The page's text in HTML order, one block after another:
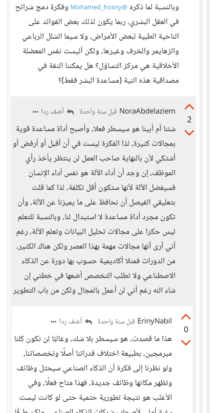
وبالنسبة لما ذكره @Mohamed_hosny
وفكرة دمج شرائح
في العقل البشري، ربما يكون لذلك بعض الفوائد على
الناحية الطبية لبعض الأمراض، ولا سيما الشلل الرباعي
والزهايمر والخرف وغيرها، ولكن أليست نفس المعضلة
الأخلاقية هي مركز التساؤل؟ هل يمكننا الثقة في
مصداقية هذه النية (مساعدة البشر فقط)؟
2
NoraAbdelaziem قبل سنة واحدة أضف ردا
شئنا أم أبينا هو سيسطر فعلا، وأصبح أداة مساعدة قوية
بمجالات كثيرة، لذا الفكرة ليست في أن أقبل أو أرفض أو
أشتكي لأن بالنهاية صاحب العمل لن ينتظر يأخذ رأي
الموظف، إن وجد أن أداء الآلة هو نفس أداء الإنسان
فسيفضل الآلة لأنها ستكون أقل تكلفة، لذا كما قلت
بتعليقي الفيصل أن نحافظ على ما يميزنا عن الآلة، وأن
تكون مجرد أداة مساعدة لا استبدال لنا، وبالنسبة للتعلم
ليس حكرا على مجالات تحليل البيانات وتعلم الآلة، رغم
أني أرى أنها مجالات مهمة بهذا العصر ولكن هناك الكثير،
من الدورات فمثلا أكاديمية حسوب بها دورة عن الذكاء
الاصطناعي ولا تطلب التخصص أضعها في خطتي إن
شاء الله رغم أني لن أعمل بالمجال ولكن من باب التطوير
0
ErinyNabil قبل سنة واحدة أضف ردا
هذا ما قصدت، هو سيسطر بلا شك، وغالبًا لن نكون كلنا
مبرمجين، بطبيعة اختلاف قدراتنا أصلًا وتخصصاتنا،
ولو نظرنا إلى فكرة أن الذكاء الصناعي سيحتل وظائف
وتظهر مكانها وظائف جديدة، فهذا متاح فعلًا، وفي
الأغلب هو نتيجة تطورية حتمية حتى لو كانت ليست